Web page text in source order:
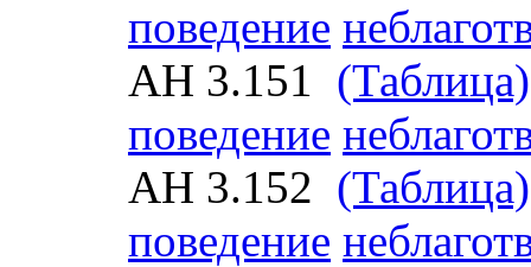
поведение
АН 3.151 (Таблица)
поведение
АН 3.152 (Таблица)
поведение